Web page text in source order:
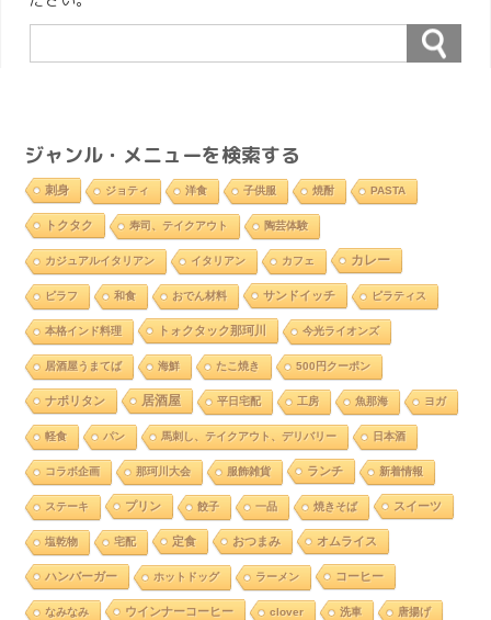
ジャンル・メニューを検索する
刺身 ジョティ 洋食 子供服 焼酎 PASTA
トクタク 寿司、テイクアウト 陶芸体験
カジュアルイタリアン イタリアン カフェ カレー
ピラフ 和食 おでん材料 サンドイッチ ピラティス
本格インド料理 トォクタック那珂川 今光ライオンズ
居酒屋うまてば 海鮮 たこ焼き 500円クーポン
ナポリタン 居酒屋 平日宅配 工房 魚那海 ヨガ
軽食 パン 馬刺し、テイクアウト、デリバリー 日本酒
コラボ企画 那珂川大会 服飾雑貨 ランチ 新着情報
ステーキ プリン 餃子 一品 焼きそば スイーツ
塩乾物 宅配 定食 おつまみ オムライス
ハンバーガー ホットドッグ ラーメン コーヒー
なみなみ ウインナーコーヒー clover 洗車 唐揚げ